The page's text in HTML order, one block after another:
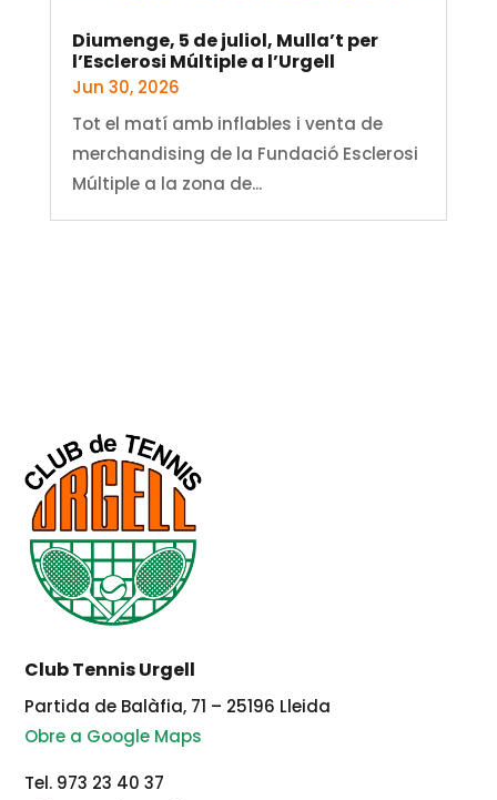
Diumenge, 5 de juliol, Mulla’t per
l’Esclerosi Múltiple a l’Urgell
Jun 30, 2026
Tot el matí amb inflables i venta de
merchandising de la Fundació Esclerosi
Múltiple a la zona de...
Club Tennis Urgell
Partida de Balàfia, 71 – 25196 Lleida
Obre a Google Maps
Tel. 973 23 40 37